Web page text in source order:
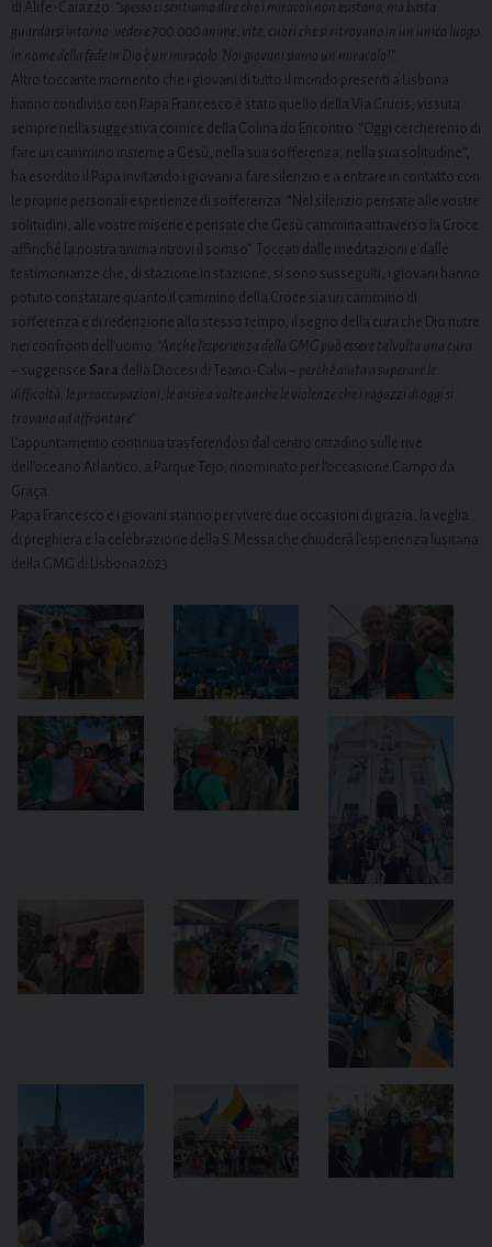
di Alife-Caiazzo: “spesso ci sentiamo dire che i miracoli non esistono, ma basta
guardarsi intorno: vedere 700.000 anime, vite, cuori che si ritrovano in un unico luogo
in nome della fede in Dio è un miracolo. Noi giovani siamo un miracolo!”.
Altro toccante momento che i giovani di tutto il mondo presenti a Lisbona
hanno condiviso con Papa Francesco è stato quello della Via Crucis, vissuta
sempre nella suggestiva cornice della Colina do Encontro. “Oggi cercheremo di
fare un cammino insieme a Gesù, nella sua sofferenza, nella sua solitudine”,
ha esordito il Papa invitando i giovani a fare silenzio e a entrare in contatto con
le proprie personali esperienze di sofferenza. “Nel silenzio pensate alle vostre
solitudini, alle vostre miserie e pensate che Gesù cammina attraverso la Croce
affinché la nostra anima ritrovi il sorriso”. Toccati dalle meditazioni e dalle
testimonianze che, di stazione in stazione, si sono susseguiti, i giovani hanno
potuto constatare quanto il cammino della Croce sia un cammino di
sofferenza e di redenzione allo stesso tempo, il segno della cura che Dio nutre
nei confronti dell’uomo. “Anche l’esperienza della GMG può essere talvolta una cura
– suggerisce Sara della Diocesi di Teano-Calvi – perché aiuta a superare le
difficoltà, le preoccupazioni, le ansie a volte anche le violenze che i ragazzi di oggi si
trovano ad affrontare”.
L’appuntamento continua trasferendosi dal centro cittadino sulle rive
dell’oceano Atlantico, a Parque Tejo, rinominato per l’occasione Campo da
Graça.
Papa Francesco e i giovani stanno per vivere due occasioni di grazia, la veglia
di preghiera e la celebrazione della S. Messa che chiuderà l’esperienza lusitana
della GMG di Lisbona 2023.